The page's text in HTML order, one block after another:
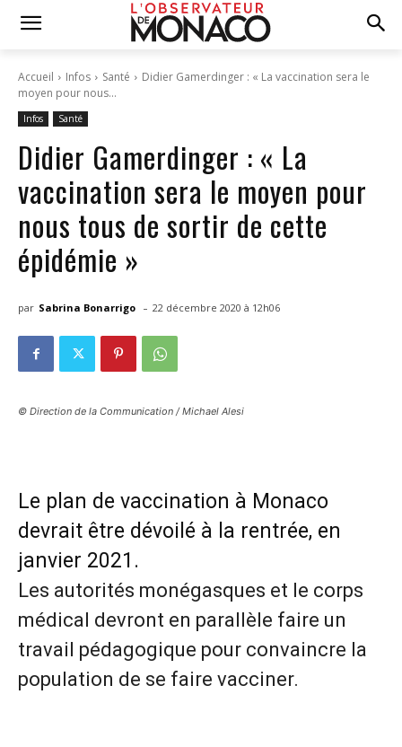
Accueil Infos Santé
Didier Gamerdinger : « La vaccination sera le
moyen pour nous...
Infos Santé
Didier Gamerdinger : « La
vaccination sera le moyen pour
nous tous de sortir de cette
épidémie »
par Sabrina Bonarrigo - 22 décembre 2020 à 12h06
© Direction de la Communication / Michael Alesi
Le plan de vaccination à Monaco
devrait être dévoilé à la rentrée, en
janvier 2021.
Les autorités monégasques et le corps
médical devront en parallèle faire un
travail pédagogique pour convaincre la
population de se faire vacciner.